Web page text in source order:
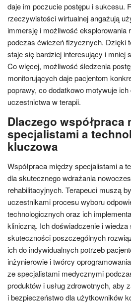
daje im poczucie postępu i sukcesu.
rzeczywistości wirtualnej angażują
immersję i możliwość eksplorowania
podczas ćwiczeń fizycznych. Dzięki
staje się bardziej interesujący i mniej
Co więcej, możliwość śledzenia
monitorujących daje pacjentom
poprawy, co dodatkowo motywuje ich
uczestnictwa w terapii.
Dlaczego współpraca
specjalistami a
kluczowa
Współpraca między specjalistami a
dla skutecznego wdrażania
rehabilitacyjnych. Terapeuci muszą
uczestnikami procesu wyboru
technologicznych oraz ich
kliniczną. Ich doświadczenie i
skuteczności poszczególnych
ich do indywidualnych potrzeb
inżynierowie i twórcy
ze specjalistami medycznymi
produktów i usług zdrowotnych, aby
i bezpieczeństwo dla użytkowników